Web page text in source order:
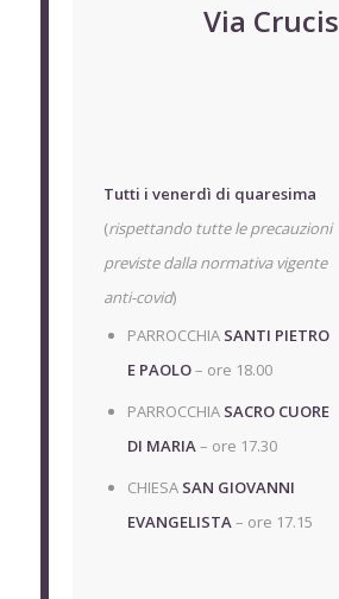
Via Crucis
Tutti i venerdì di quaresima
(rispettando tutte le precauzioni
previste dalla normativa vigente
anti-covid)
PARROCCHIA SANTI PIETRO
E PAOLO– ore 18.00
PARROCCHIA SACRO CUORE
DI MARIA– ore 17.30
CHIESA SAN GIOVANNI
EVANGELISTA– ore 17.15